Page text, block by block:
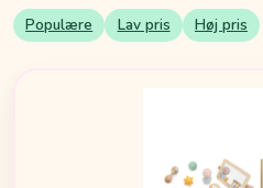
Populære Lav pris Høj pris